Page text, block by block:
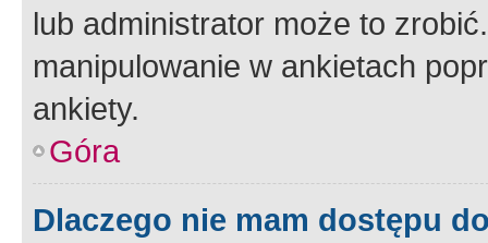
lub administrator może to
manipulowanie w ankietach
ankiety.
Góra
Dlaczego nie mam dostępu